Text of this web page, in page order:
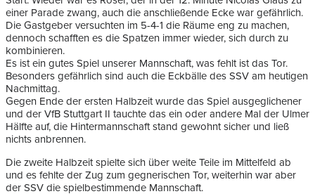
einer Parade zwang, auch die anschließende Ecke war gefährlich.
Die Gastgeber versuchten im 5-4-1 die Räume eng zu machen,
dennoch schafften es die Spatzen immer wieder, sich durch zu
kombinieren.
Es ist ein gutes Spiel unserer Mannschaft, was fehlt ist das Tor.
Besonders gefährlich sind auch die Eckbälle des SSV am heutigen
Nachmittag.
Gegen Ende der ersten Halbzeit wurde das Spiel ausgeglichener
und der VfB Stuttgart II tauchte das ein oder andere Mal der Ulmer
Hälfte auf, die Hintermannschaft stand gewohnt sicher und ließ
nichts anbrennen.
Die zweite Halbzeit spielte sich über weite Teile im Mittelfeld ab
und es fehlte der Zug zum gegnerischen Tor, weiterhin war aber
der SSV die spielbestimmende Mannschaft.